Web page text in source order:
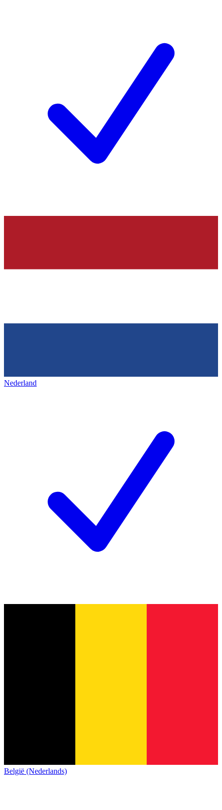
Nederland
België (Nederlands)